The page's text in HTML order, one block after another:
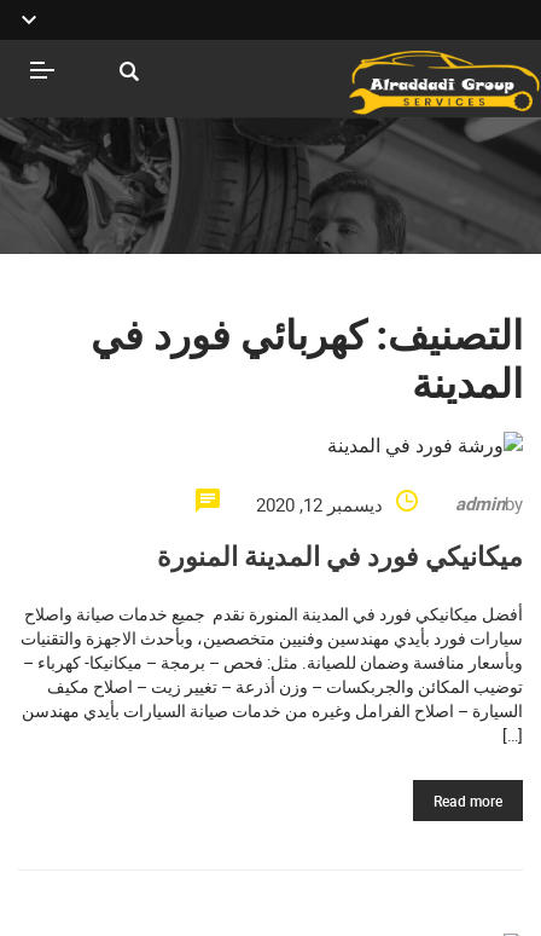
التصنيف: كهربائي فورد في
المدينة
by
admin ديسمبر 12, 2020
ميكانيكي فورد في المدينة المنورة
أفضل ميكانيكي فورد في المدينة المنورة نقدم جميع خدمات صيانة واصلاح
سيارات فورد بأيدي مهندسين وفنيين متخصصين، وبأحدث الاجهزة والتقنيات
وبأسعار منافسة وضمان للصيانة. مثل: فحص – برمجة – ميكانيكا- كهرباء –
توضيب المكائن والجربكسات – وزن أذرعة – تغيير زيت – اصلاح مكيف
السيارة – اصلاح الفرامل وغيره من خدمات صيانة السيارات بأيدي مهندسن
[…]
Read more